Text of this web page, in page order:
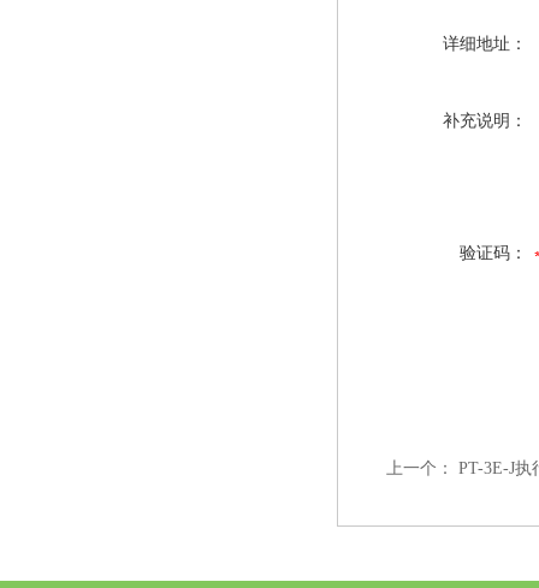
详细地址：
补充说明：
验证码：
上一个： PT-3E-J执